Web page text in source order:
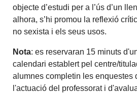
objecte d’estudi per a l’ús d’un
alhora, s’hi promou la reflexió
no sexista i els seus usos.
Nota: es reservaran 15 minuts
calendari establert pel centre/
alumnes completin les enquestes
l'actuació del professorat i